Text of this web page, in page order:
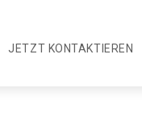
JETZT KONTAKTIEREN